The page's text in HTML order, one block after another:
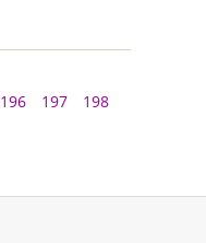
196 197
198